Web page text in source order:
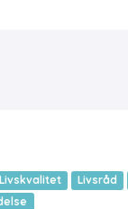
Livskvalitet Livsråd